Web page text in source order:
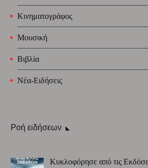
Κινηματογράφος
Μουσική
Βιβλία
Νέα-Ειδήσεις
Ροή ειδήσεων
Κυκλοφόρησε από τις